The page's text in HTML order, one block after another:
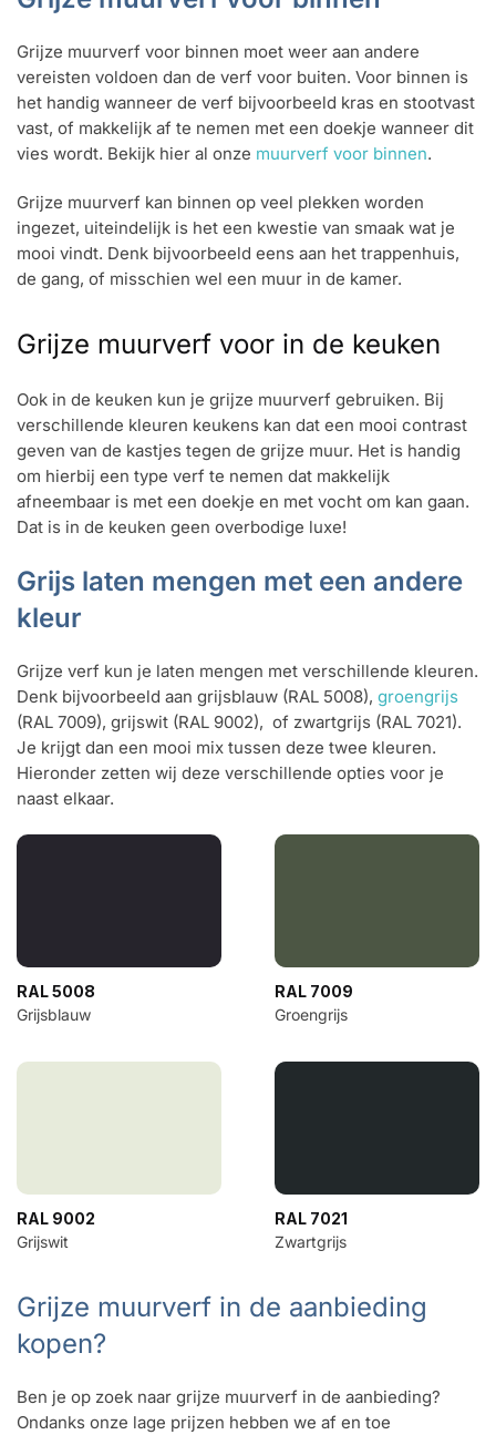
Grijze muurverf voor binnen moet weer aan andere
vereisten voldoen dan de verf voor buiten. Voor binnen is
het handig wanneer de verf bijvoorbeeld kras en stootvast
vast, of makkelijk af te nemen met een doekje wanneer dit
vies wordt. Bekijk hier al onze muurverf voor binnen.
Grijze muurverf kan binnen op veel plekken worden
ingezet, uiteindelijk is het een kwestie van smaak wat je
mooi vindt. Denk bijvoorbeeld eens aan het trappenhuis,
de gang, of misschien wel een muur in de kamer.
Grijze muurverf voor in de keuken
Ook in de keuken kun je grijze muurverf gebruiken. Bij
verschillende kleuren keukens kan dat een mooi contrast
geven van de kastjes tegen de grijze muur. Het is handig
om hierbij een type verf te nemen dat makkelijk
afneembaar is met een doekje en met vocht om kan gaan.
Dat is in de keuken geen overbodige luxe!
Grijs laten mengen met een andere
kleur
Grijze verf kun je laten mengen met verschillende kleuren.
Denk bijvoorbeeld aan grijsblauw (RAL 5008), groengrijs
(RAL 7009), grijswit (RAL 9002), of zwartgrijs (RAL 7021).
Je krijgt dan een mooi mix tussen deze twee kleuren.
Hieronder zetten wij deze verschillende opties voor je
naast elkaar.
RAL 5008
Grijsblauw
RAL 7009
Groengrijs
RAL 9002
Grijswit
RAL 7021
Zwartgrijs
Grijze muurverf in de aanbieding
kopen?
Ben je op zoek naar grijze muurverf in de aanbieding?
Ondanks onze lage prijzen hebben we af en toe